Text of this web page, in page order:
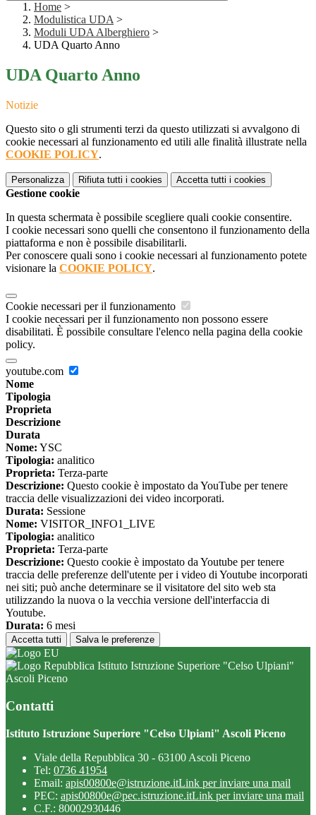
Home >
Modulistica UDA >
Moduli UDA Alberghiero >
UDA Quarto Anno
UDA Quarto Anno
Notizie
Questo sito o gli strumenti terzi da questo utilizzati si avvalgono di
cookie necessari al funzionamento ed utili alle finalità illustrate nella
COOKIE POLICY.
Personalizza Rifiuta tutti i cookies Accetta tutti i cookies
Gestione cookie
In questa schermata è possibile scegliere quali cookie consentire.
I cookie necessari sono quelli che consentono il funzionamento della
piattaforma e non è possibile disabilitarli.
Per conoscere quali sono i cookie necessari al funzionamento potete
visionare la COOKIE POLICY.
Cookie necessari per il funzionamento
I cookie necessari per il funzionamento non possono essere
disabilitati. È possibile consultare l'elenco nella pagina della cookie
policy.
youtube.com
Nome
Tipologia
Proprieta
Descrizione
Durata
Nome: YSC
Tipologia: analitico
Proprieta: Terza-parte
Descrizione: Questo cookie è impostato da YouTube per tenere
traccia delle visualizzazioni dei video incorporati.
Durata: Sessione
Nome: VISITOR_INFO1_LIVE
Tipologia: analitico
Proprieta: Terza-parte
Descrizione: Questo cookie è impostato da Youtube per tenere
traccia delle preferenze dell'utente per i video di Youtube incorporati
nei siti; può anche determinare se il visitatore del sito web sta
utilizzando la nuova o la vecchia versione dell'interfaccia di
Youtube.
Durata: 6 mesi
Accetta tutti Salva le preferenze
Istituto Istruzione Superiore "Celso Ulpiani"
Ascoli Piceno
Contatti
Istituto Istruzione Superiore "Celso Ulpiani" Ascoli Piceno
Viale della Repubblica 30 - 63100 Ascoli Piceno
Tel: 0736 41954
Email: apis00800e@istruzione.itLink per inviare una mail
PEC: apis00800e@pec.istruzione.itLink per inviare una mail
C.F.: 80002930446